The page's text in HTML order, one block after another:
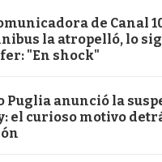
de Canal
la atropelló, lo
"En shock"
Puglia anunció la
el curioso motivo